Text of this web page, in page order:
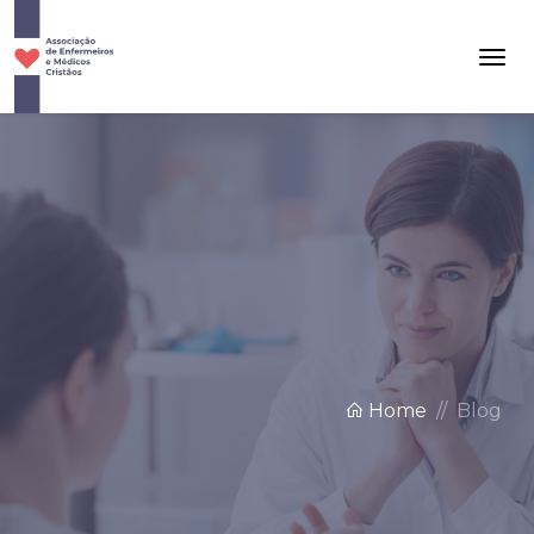
Home Blog